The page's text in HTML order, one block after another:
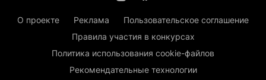
О проекте Реклама
Пользовательское соглашение
Правила участия в конкурсах
Политика использования cookie-файлов
Рекомендательные технологии